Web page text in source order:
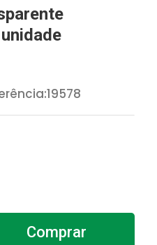
:19578
Comprar